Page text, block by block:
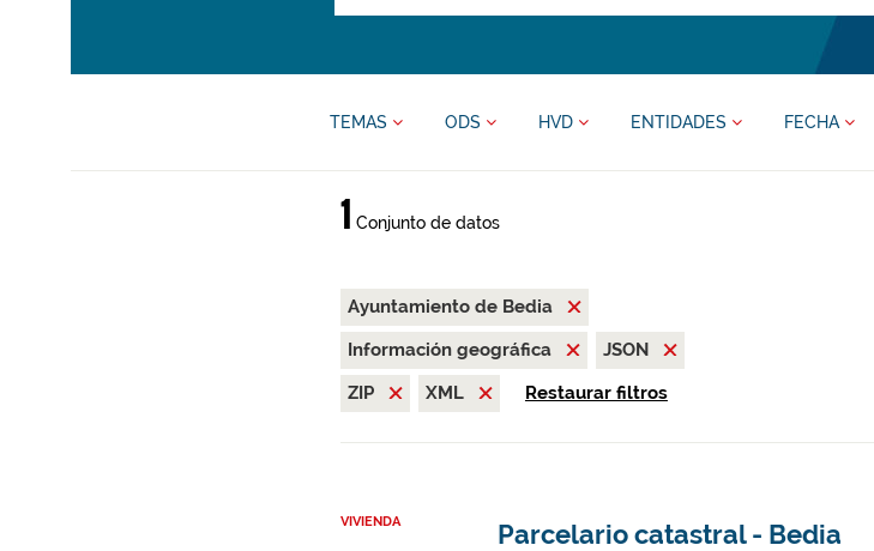
TEMAS ODS HVD ENTIDADES FECHA
1 Conjunto de datos
Ayuntamiento de Bedia
Información geográfica
JSON
ZIP
XML Restaurar filtros
VIVIENDA Parcelario catastral - Bedia